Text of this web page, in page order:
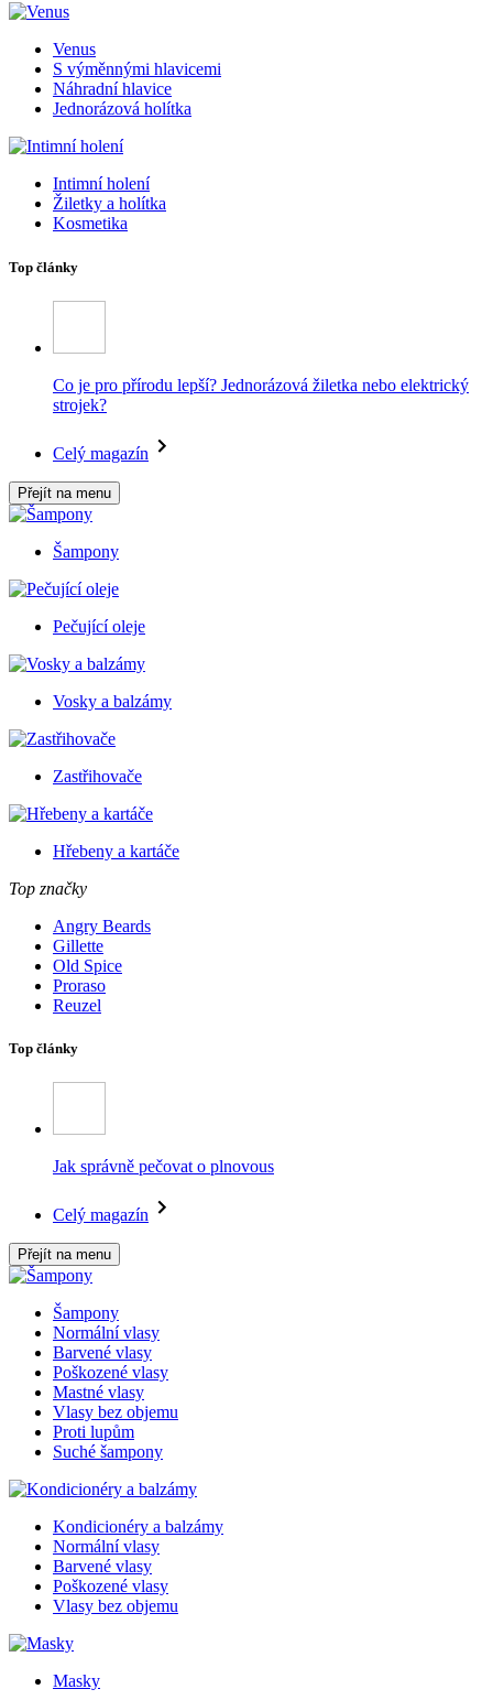
Venus
S výměnnými hlavicemi
Náhradní hlavice
Jednorázová holítka
Intimní holení
Žiletky a holítka
Kosmetika
Top články
Co je pro přírodu lepší? Jednorázová žiletka nebo elektrický
strojek?
Celý magazín
Přejít na menu
Šampony
Pečující oleje
Vosky a balzámy
Zastřihovače
Hřebeny a kartáče
Top značky
Angry Beards
Gillette
Old Spice
Proraso
Reuzel
Top články
Jak správně pečovat o plnovous
Celý magazín
Přejít na menu
Šampony
Normální vlasy
Barvené vlasy
Poškozené vlasy
Mastné vlasy
Vlasy bez objemu
Proti lupům
Suché šampony
Kondicionéry a balzámy
Normální vlasy
Barvené vlasy
Poškozené vlasy
Vlasy bez objemu
Masky